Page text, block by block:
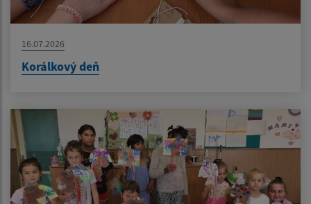
16.07.2026
Korálkový deň